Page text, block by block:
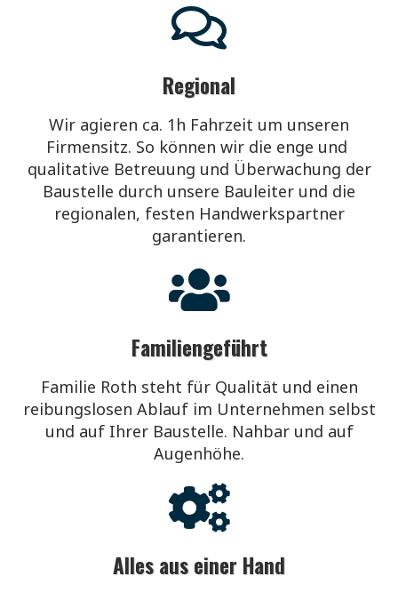
Regional
Wir agieren ca. 1h Fahrzeit um unseren
Firmensitz. So können wir die enge und
qualitative Betreuung und Überwachung der
Baustelle durch unsere Bauleiter und die
regionalen, festen Handwerkspartner
garantieren.
Familiengeführt
Familie Roth steht für Qualität und einen
reibungslosen Ablauf im Unternehmen selbst
und auf Ihrer Baustelle. Nahbar und auf
Augenhöhe.
Alles aus einer Hand